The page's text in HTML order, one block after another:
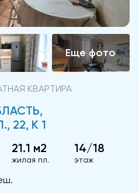
КВАРТИРА
22, К 1
21.1 м2
жилая пл.
14/18
этаж